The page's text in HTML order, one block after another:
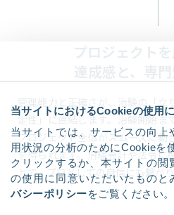
当サイトにおけるCookieの使用
当サイトでは、サービスの向上
用状況の分析のためにCookieを
クリックするか、本サイトの
の使用に同意いただいたものと
バシーポリシーをご覧ください。
プロジェクト
達成感と、専
定性」に直結します。治験開始ま
プロジェクト全体がスムーズに動
を得られます。治験会計や法令に
とで、プロとしての自信にも繋がり